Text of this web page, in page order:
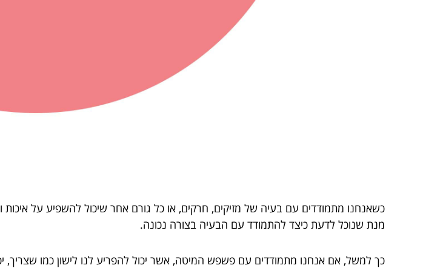
כשאנחנו מתמודדים עם בעיה של מזיקים, חרקים, או כל גורם אחר שיכול להשפיע על איכות
מנת שנוכל לדעת כיצד להתמודד עם הבעיה בצורה נכונה.
כך למשל, אם אנחנו מתמודדים עם פשפש המיטה, אשר יכול להפריע לנו לישון כמו שצריך,